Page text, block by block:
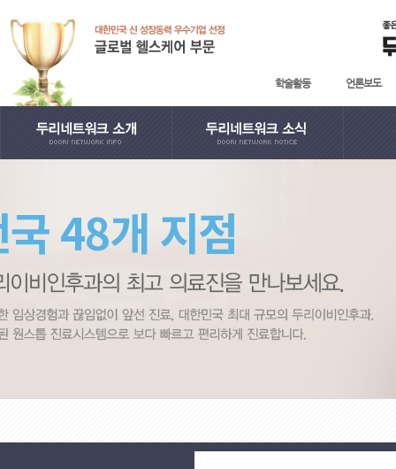
학술활동 언론보도
· English
· 日本語
· 언론보도
· 사회공헌
48개 지점